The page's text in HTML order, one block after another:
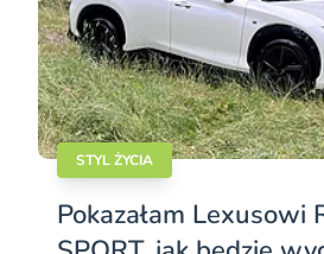
STYL ŻYCIA
Pokazałam Lexusowi